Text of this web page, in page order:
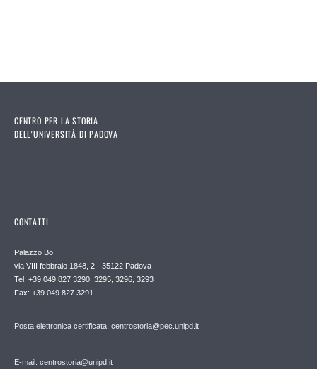
CENTRO PER LA STORIA
DELL'UNIVERSITÀ DI PADOVA
CONTATTI
Palazzo Bo
via VIII febbraio 1848, 2 - 35122 Padova
Tel: +39 049 827 3290, 3295, 3296, 3293
Fax: +39 049 827 3291
Posta elettronica certificata: centrostoria@pec.unipd.it
E-mail: centrostoria@unipd.it